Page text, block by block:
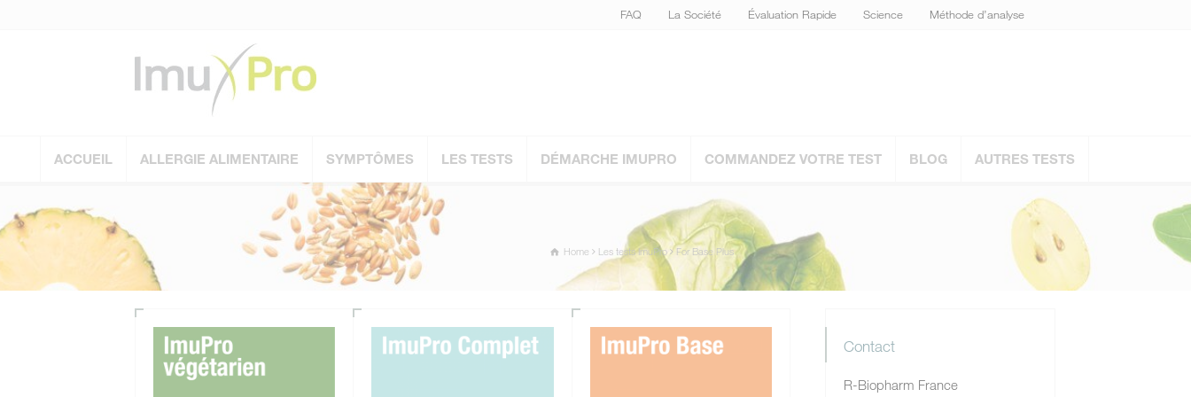
FAQ La Société Évaluation Rapide Science Méthode d’analyse
ACCUEIL ALLERGIE ALIMENTAIRE SYMPTÔMES LES TESTS DÉMARCHE IMUPRO COMMANDEZ VOTRE TEST BLOG AUTRES TESTS
Home Les tests ImuPro For Base Plus
Contact
R-Biopharm France